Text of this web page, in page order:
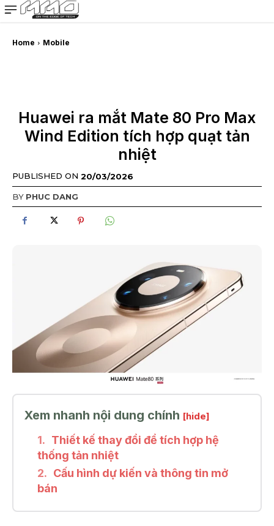
MMOSITE - Thông tin công nghệ
Bài viết nổi bật
Home Mobile
Huawei ra mắt Mate 80 Pro Max
Wind Edition tích hợp quạt tản
nhiệt
PUBLISHED ON 20/03/2026
BY PHUC DANG
Xem nhanh nội dung chính [hide]
Thiết kế thay đổi để tích hợp hệ
thống tản nhiệt
Cấu hình dự kiến và thông tin mở
bán